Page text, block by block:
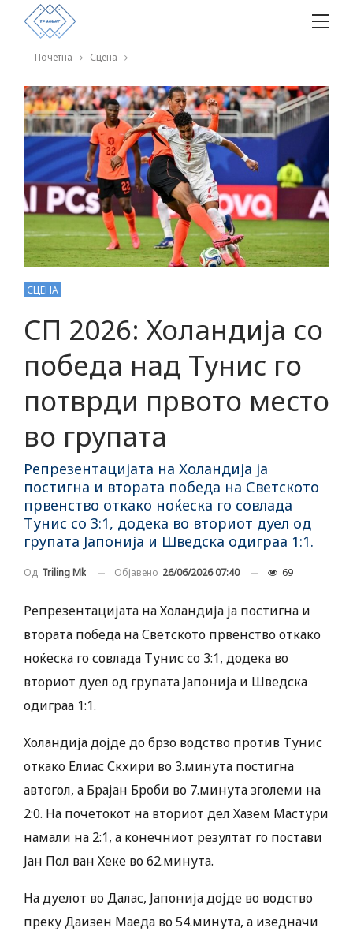
Почетна Сцена
СЦЕНА
СП 2026: Холандија со
победа над Тунис го
потврди првото место
во групата
Репрезентацијата на Холандија ја
постигна и втората победа на Светското
првенство откако ноќеска го совлада
Тунис со 3:1, додека во вториот дуел од
групата Јапонија и Шведска одиграа 1:1.
Од Triling Mk Објавено 26/06/2026 07:40 69
Репрезентацијата на Холандија ја постигна и
втората победа на Светското првенство откако
ноќеска го совлада Тунис со 3:1, додека во
вториот дуел од групата Јапонија и Шведска
одиграа 1:1.
Холандија дојде до брзо водство против Тунис
откако Елиас Скхири во 3.минута постигна
автогол, а Брајан Броби во 7.минута зголеми на
2:0. На почетокот на вториот дел Хазем Мастури
намали на 2:1, а конечниот резултат го постави
Јан Пол ван Хеке во 62.минута.
На дуелот во Далас, Јапонија дојде во водство
преку Даизен Маеда во 54.минута, а изедначи